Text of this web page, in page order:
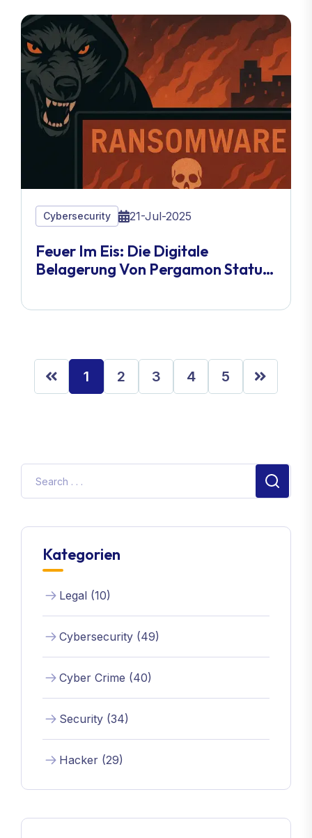
Cybersecurity 21-Jul-2025
Feuer Im Eis: Die Digitale
Belagerung Von Pergamon Status
Verteidigung, Die Alles Verändert
1 2 3 4 5
Kategorien
Legal (10)
Cybersecurity (49)
Cyber Crime (40)
Security (34)
Hacker (29)